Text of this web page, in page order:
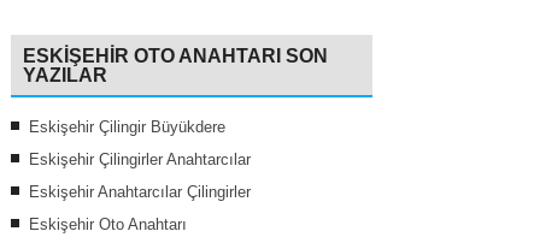
ESKIŞEHIR OTO ANAHTARI SON
YAZILAR
Eskişehir Çilingir Büyükdere
Eskişehir Çilingirler Anahtarcılar
Eskişehir Anahtarcılar Çilingirler
Eskişehir Oto Anahtarı